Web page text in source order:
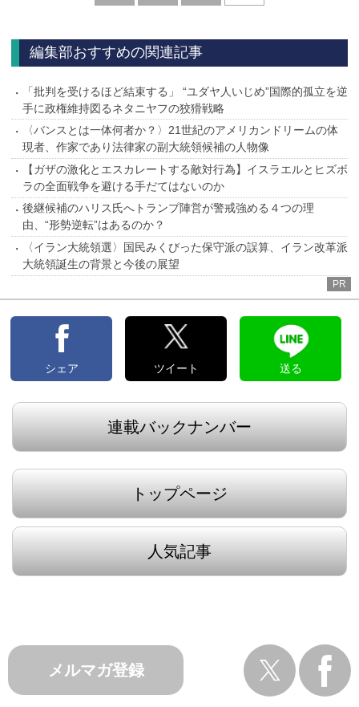
編集部おすすめの関連記事
「批判を受けるほど結束する」 “ユダヤ人いじめ”国際的孤立を逆
手に政権維持図るネタニヤフの狡猾戦略
〈バンスとは一体何者か？〉21世紀のアメリカンドリームの体
現者、作家であり法律家の副大統領候補の人物像
【ガザの激化とエスカレートする敵対行為】イスラエルとヒズボ
ラの全面戦争を避ける手だてはないのか
後継候補のハリス氏へトランプ陣営が警戒強める４つの理
由、“形勢逆転”はあるのか？
〈イラン大統領選〉国民みくびった保守派の誤算、イラン改革派
大統領誕生の背景と今後の展望
PR
シェア ツイート 送る
連載バックナンバー
トップページ
人気記事
メルマガ登録